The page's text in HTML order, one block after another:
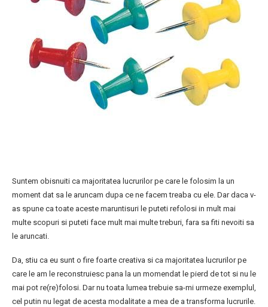
Suntem obisnuiti ca majoritatea lucrurilor pe care le folosim la un
moment dat sa le aruncam dupa ce ne facem treaba cu ele. Dar daca v-
as spune ca toate aceste maruntisuri le puteti refolosi in mult mai
multe scopuri si puteti face mult mai multe treburi, fara sa fiti nevoiti sa
le aruncati.
Da, stiu ca eu sunt o fire foarte creativa si ca majoritatea lucrurilor pe
care le am le reconstruiesc pana la un momendat le pierd de tot si nu le
mai pot re(re)folosi. Dar nu toata lumea trebuie sa-mi urmeze exemplul,
cel putin nu legat de acesta modalitate a mea de a transforma lucrurile.